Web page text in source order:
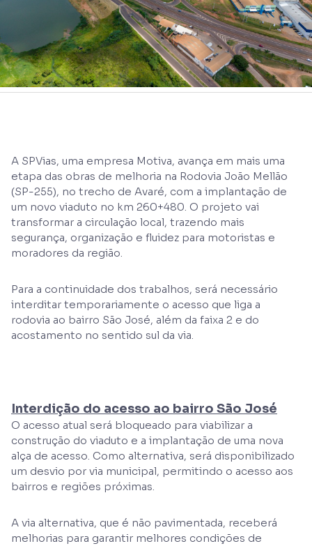
A SPVias, uma empresa Motiva, avança em mais uma
etapa das obras de melhoria na Rodovia João Mellão
(SP-255), no trecho de Avaré, com a implantação de
um novo viaduto no km 260+480. O projeto vai
transformar a circulação local, trazendo mais
segurança, organização e fluidez para motoristas e
moradores da região.
Para a continuidade dos trabalhos, será necessário
interditar temporariamente o acesso que liga a
rodovia ao bairro São José, além da faixa 2 e do
acostamento no sentido sul da via.
Interdição do acesso ao bairro São José
O acesso atual será bloqueado para viabilizar a
construção do viaduto e a implantação de uma nova
alça de acesso. Como alternativa, será disponibilizado
um desvio por via municipal, permitindo o acesso aos
bairros e regiões próximas.
A via alternativa, que é não pavimentada, receberá
melhorias para garantir melhores condições de